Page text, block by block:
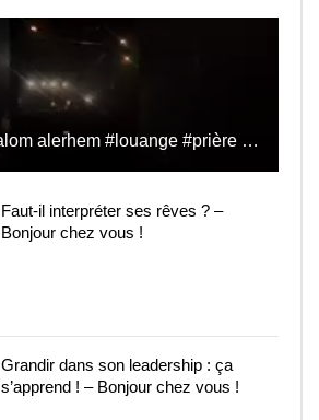
evenou shalom alerhem #louange #prière #shalom
Faut-il interpréter ses rêves ? –
Bonjour chez vous !
Grandir dans son leadership : ça
s’apprend ! – Bonjour chez vous !